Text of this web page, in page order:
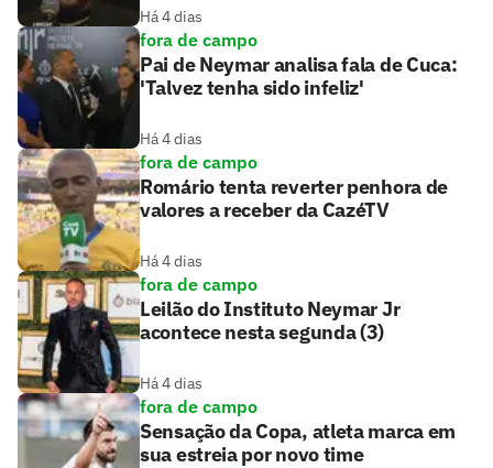
Há 4 dias
fora de campo
Pai de Neymar analisa fala de Cuca:
'Talvez tenha sido infeliz'
Há 4 dias
fora de campo
Romário tenta reverter penhora de
valores a receber da CazéTV
Há 4 dias
fora de campo
Leilão do Instituto Neymar Jr
acontece nesta segunda (3)
Há 4 dias
fora de campo
Sensação da Copa, atleta marca em
sua estreia por novo time